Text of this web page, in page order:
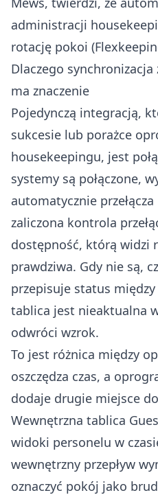
administracji
rotację pokoi (
Dlaczego
ma znaczenie
Pojedynczą integracją,
sukcesie lub porażce
housekeepingu, jest
systemy są połączone,
automatycznie
zaliczona kontrola
dostępność, którą widzi
prawdziwa. Gdy nie są,
przepisuje status
tablica jest nieaktualna
odwróci wzrok.
To jest różnica między
oszczędza czas, a
dodaje drugie miejsce
Wewnętrzna tablica
widoki personelu w
wewnętrzny przepływ
oznaczyć pokój jako